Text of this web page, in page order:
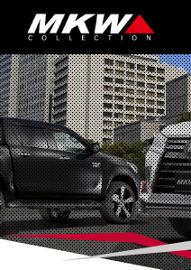
WHAT'S NEW
WHEEL LINEUP
OTHER PRODUCT
PHOTO GALLERY